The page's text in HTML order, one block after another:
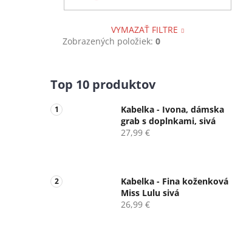
VYMAZAŤ FILTRE
Zobrazených položiek: 0
Top 10 produktov
Kabelka - Ivona, dámska
grab s doplnkami, sivá
27,99 €
Kabelka - Fina koženková
Miss Lulu sivá
26,99 €